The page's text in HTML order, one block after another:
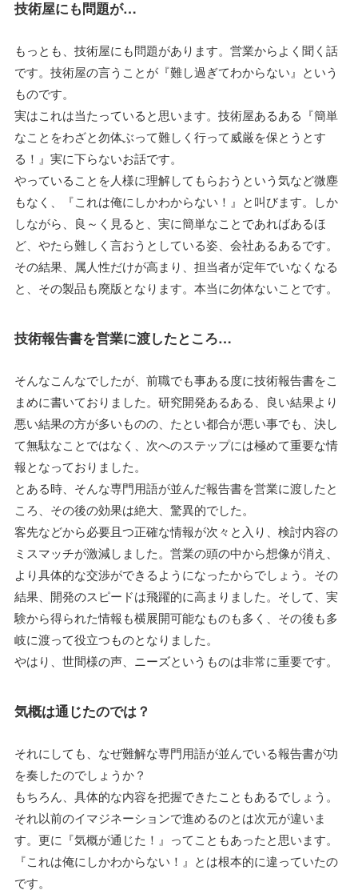
技術屋にも問題が…
もっとも、技術屋にも問題があります。営業からよく聞く話
です。技術屋の言うことが『難し過ぎてわからない』という
ものです。
実はこれは当たっていると思います。技術屋あるある『簡単
なことをわざと勿体ぶって難しく行って威厳を保とうとす
る！』実に下らないお話です。
やっていることを人様に理解してもらおうという気など微塵
もなく、『これは俺にしかわからない！』と叫びます。しか
しながら、良～く見ると、実に簡単なことであればあるほ
ど、やたら難しく言おうとしている姿、会社あるあるです。
その結果、属人性だけが高まり、担当者が定年でいなくなる
と、その製品も廃版となります。本当に勿体ないことです。
技術報告書を営業に渡したところ…
そんなこんなでしたが、前職でも事ある度に技術報告書をこ
まめに書いておりました。研究開発あるある、良い結果より
悪い結果の方が多いものの、たとい都合が悪い事でも、決し
て無駄なことではなく、次へのステップには極めて重要な情
報となっておりました。
とある時、そんな専門用語が並んだ報告書を営業に渡したと
ころ、その後の効果は絶大、驚異的でした。
客先などから必要且つ正確な情報が次々と入り、検討内容の
ミスマッチが激減しました。営業の頭の中から想像が消え、
より具体的な交渉ができるようになったからでしょう。その
結果、開発のスピードは飛躍的に高まりました。そして、実
験から得られた情報も横展開可能なものも多く、その後も多
岐に渡って役立つものとなりました。
やはり、世間様の声、ニーズというものは非常に重要です。
気概は通じたのでは？
それにしても、なぜ難解な専門用語が並んでいる報告書が功
を奏したのでしょうか？
もちろん、具体的な内容を把握できたこともあるでしょう。
それ以前のイマジネーションで進めるのとは次元が違いま
す。更に『気概が通じた！』ってこともあったと思います。
『これは俺にしかわからない！』とは根本的に違っていたの
です。